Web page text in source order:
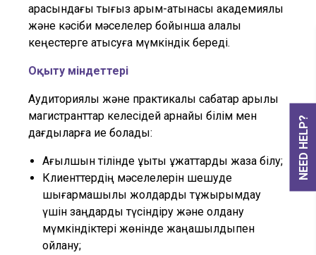
NEED HELP?
арасындағы тығыз қарым-қатынасы академиялық
және кәсіби мәселелер бойынша алқалы
кеңестерге қатысуға мүмкіндік береді.
Оқыту міндеттері
Аудиториялық және практикалық сабақтар арқылы
магистранттар келесідей арнайы білім мен
дағдыларға ие болады:
Ағылшын тілінде құқықтық құжаттарды жаза білу;
Клиенттердің мәселелерін шешуде
шығармашылық жолдарды тұжырымдау
үшін заңдарды түсіндіру және қолдану
мүмкіндіктері жөнінде жаңашылдықпен
ойлану;